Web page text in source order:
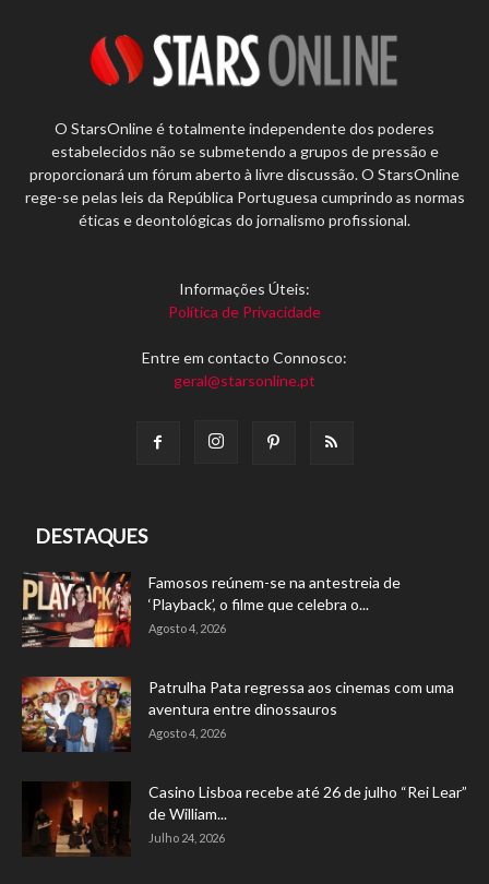
O StarsOnline é totalmente independente dos poderes
estabelecidos não se submetendo a grupos de pressão e
proporcionará um fórum aberto à livre discussão. O StarsOnline
rege-se pelas leis da República Portuguesa cumprindo as normas
éticas e deontológicas do jornalismo profissional.
Informações Úteis:
Política de Privacidade
Entre em contacto Connosco:
geral@starsonline.pt
DESTAQUES
Famosos reúnem-se na antestreia de
‘Playback’, o filme que celebra o...
Agosto 4, 2026
Patrulha Pata regressa aos cinemas com uma
aventura entre dinossauros
Agosto 4, 2026
Casino Lisboa recebe até 26 de julho “Rei Lear”
de William...
Julho 24, 2026